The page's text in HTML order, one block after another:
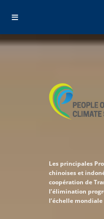
Les groupes verts
d’acier et de
Coordination de